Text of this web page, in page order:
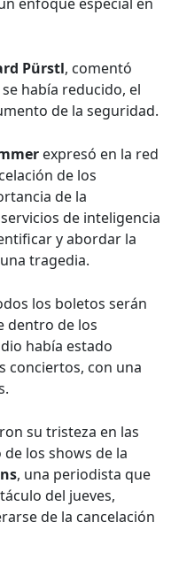
Pürstl, comentó
había reducido, el
de la seguridad.
expresó en la red
de los
de la
de inteligencia
y abordar la
tragedia.
los boletos serán
dentro de los
había estado
conciertos, con una
su tristeza en las
los shows de la
, una periodista que
del jueves,
de la cancelación